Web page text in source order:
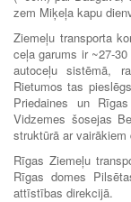
zem Miķeļa kapu
Ziemeļu transporta
ceļa garums ir ~27-
autoceļu sistēmā,
Rietumos tas
Priedaines un
Vidzemes šosejas
struktūrā ar
Rīgas Ziemeļu
Rīgas domes
attīstības direkcijā.